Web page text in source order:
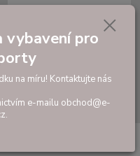
Hledat
0,00 Kč
vybavení pro
na míru! Kontaktujte nás
e-mailu obchod@e-